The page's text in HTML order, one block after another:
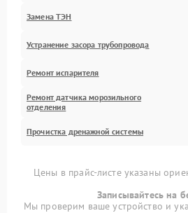
Замена ТЭН
Устранение засора трубопровода
Ремонт испарителя
Ремонт датчика морозильного
отделения
Прочистка дренажной системы
Цены в прайс-листе указаны
Записывайтесь на
Мы проверим ваше устройство и